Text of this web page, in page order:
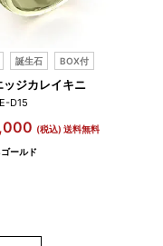
誕生石 BOX付
ッジカレイキニ
D15
(税込) 送料無料
ールド